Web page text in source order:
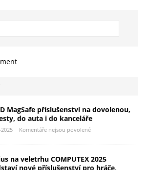
MagSafe příslušenství na dovolenou,
do auta i do kanceláře
Komentáře nejsou povolené
na veletrhu COMPUTEX 2025
nové příslušenství pro hráče,